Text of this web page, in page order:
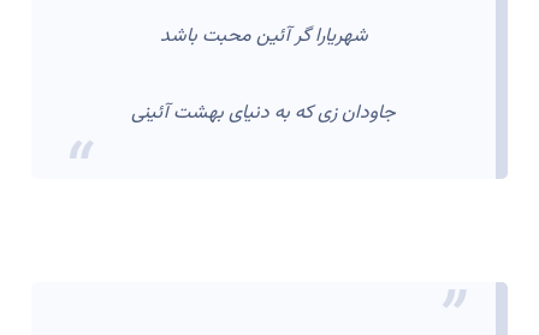
شهریارا گر آئین محبت باشد
جاودان زی که به دنیای بهشت آئینی